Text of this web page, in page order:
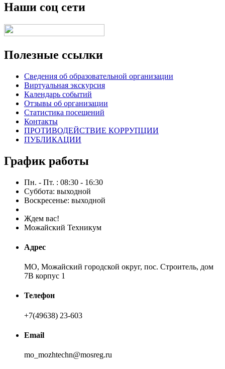
Наши соц сети
Полезные ссылки
Сведения об образовательной организации
Виртуальная экскурсия
Календарь событий
Отзывы об организации
Статистика посещений
Контакты
ПРОТИВОДЕЙСТВИЕ КОРРУПЦИИ
ПУБЛИКАЦИИ
График работы
Пн. - Пт. : 08:30 - 16:30
Суббота: выходной
Воскресенье: выходной
Ждем вас!
Можайский Техникум
Адрес
МО, Можайский городской округ, пос. Строитель, дом
7В корпус 1
Телефон
+7(49638) 23-603
Email
mo_mozhtechn@mosreg.ru